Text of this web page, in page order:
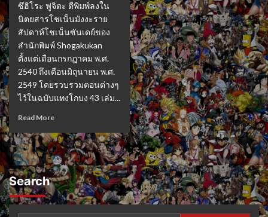
ซึฮิโระ ฟูจิตะ ตีพิมพ์ลงใน
นิตยสารโชเน็นมังงะราย
สัปดาห์โชเน็นซันเดย์ของ
สำนักพิมพ์ Shogakukan
ตั้งแต่เดือนกรกฎาคม พ.ศ.
2540 ถึงเดือนมิถุนายน พ.ศ.
2549 โดยรวบรวมตอนต่างๆ
ไว้ในฉบับแทงโกบง 43 เล่ม...
Read More
Search